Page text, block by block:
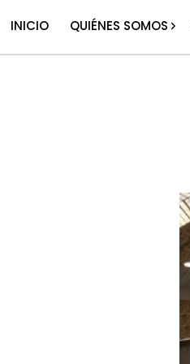
INICIO QUIÉNES SOMOS